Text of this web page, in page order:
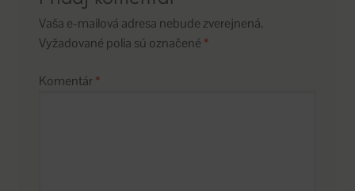
Vaša e-mailová adresa nebude zverejnená.
Vyžadované polia sú označené *
Komentár*